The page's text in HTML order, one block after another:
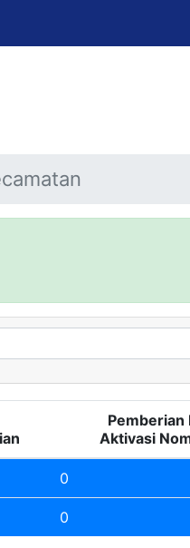
Pemberian
Aktivasi
0
0